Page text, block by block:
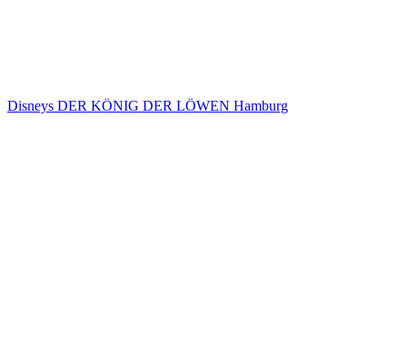
Disneys DER KÖNIG DER LÖWEN Hamburg